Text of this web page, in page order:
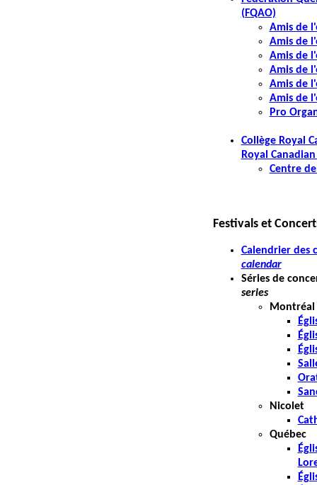
(FQAO)
Amis de
Amis de
Amis de
Amis de
Amis de
Amis de
Pro
Collège Royal
Royal
Centre
Festivals et
Calendrier des
calendar
Séries de
series
Montréal
Nicolet
Québec